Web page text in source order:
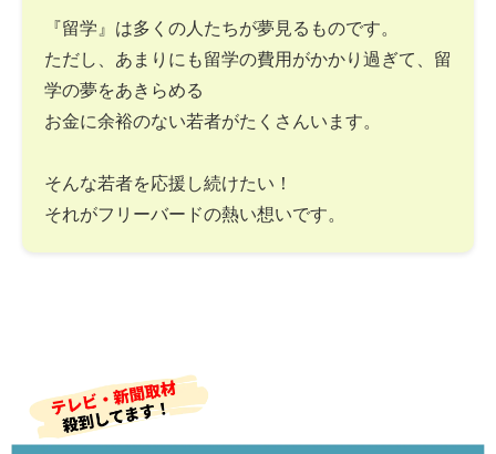
『留学』は多くの人たちが夢見るものです。
ただし、あまりにも留学の費用がかかり過ぎて、留
学の夢をあきらめる
お金に余裕のない若者がたくさんいます。
そんな若者を応援し続けたい！
それがフリーバードの熱い想いです。